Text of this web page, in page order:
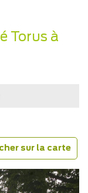
Torus à
sur la carte